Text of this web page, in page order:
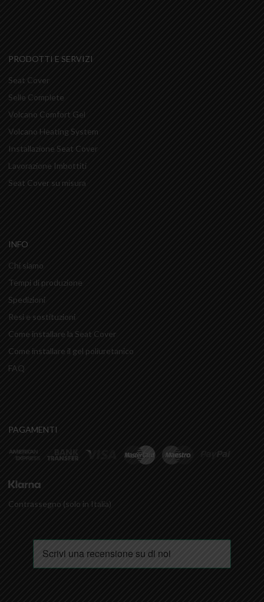
PRODOTTI E SERVIZI
Seat Cover
Selle Complete
Volcano Comfort Gel
Volcano Heating System
Installazione Seat Cover
Lavorazione Imbottiti
Seat Cover su misura
INFO
Chi siamo
Tempi di produzione
Spedizioni
Resi e sostituzioni
Come installare la Seat Cover
Come installare il gel poliuretanico
FAQ
PAGAMENTI
Contrassegno (solo in Italia)